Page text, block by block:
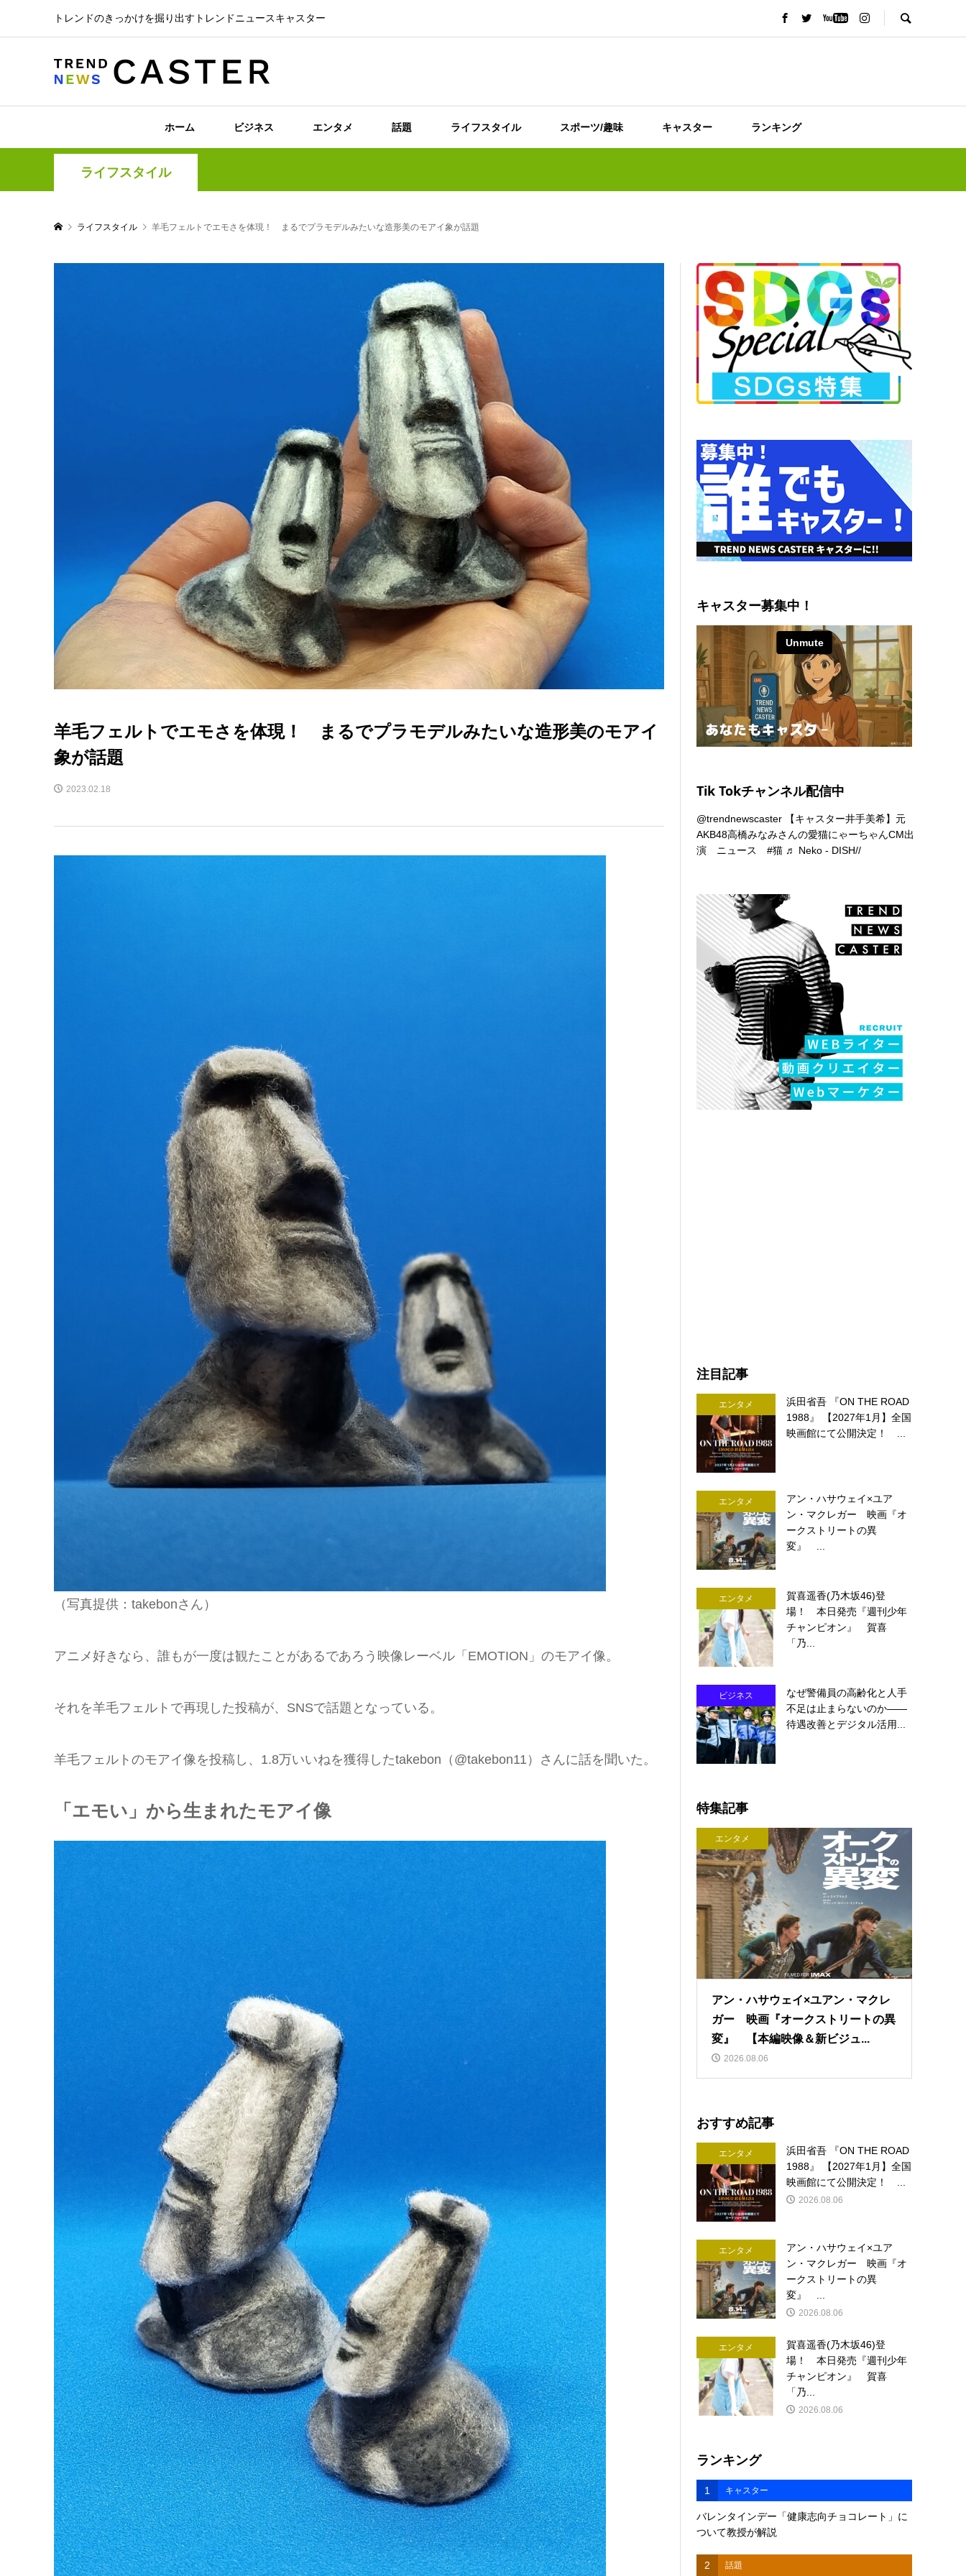
トレンドのきっかけを掘り出すトレンドニュースキャスター
ホーム ビジネス エンタメ 話題 ライフスタイル スポーツ/趣味 キャスター ランキング
ライフスタイル
ライフスタイル 羊毛フェルトでエモさを体現！ まるでプラモデルみたいな造形美のモアイ象が話題
羊毛フェルトでエモさを体現！ まるでプラモデルみたいな造形美のモアイ
象が話題
2023.02.18
（写真提供：takebonさん）
アニメ好きなら、誰もが一度は観たことがあるであろう映像レーベル「EMOTION」のモアイ像。
それを羊毛フェルトで再現した投稿が、SNSで話題となっている。
羊毛フェルトのモアイ像を投稿し、1.8万いいねを獲得したtakebon（@takebon11）さんに話を聞いた。
「エモい」から生まれたモアイ像
キャスター募集中！
Tik Tokチャンネル配信中
@trendnewscaster 【キャスター井手美希】元
AKB48高橋みなみさんの愛猫にゃーちゃんCM出
演 ニュース#猫 ♬ Neko - DISH//
注目記事
エンタメ
浜田省吾 『ON THE ROAD
1988』 【2027年1月】全国
映画館にて公開決定！ ...
エンタメ
アン・ハサウェイ×ユア
ン・マクレガー 映画『オ
ークストリートの異
変』 ...
エンタメ
賀喜遥香(乃木坂46)登
場！ 本日発売『週刊少年
チャンピオン』 賀喜
「乃...
ビジネス
なぜ警備員の高齢化と人手
不足は止まらないのか――
待遇改善とデジタル活用...
特集記事
エンタメ
アン・ハサウェイ×ユアン・マクレ
ガー 映画『オークストリートの異
変』 【本編映像＆新ビジュ...
2026.08.06
おすすめ記事
エンタメ
浜田省吾 『ON THE ROAD
1988』 【2027年1月】全国
映画館にて公開決定！ ...
2026.08.06
エンタメ
アン・ハサウェイ×ユア
ン・マクレガー 映画『オ
ークストリートの異
変』 ...
2026.08.06
エンタメ
賀喜遥香(乃木坂46)登
場！ 本日発売『週刊少年
チャンピオン』 賀喜
「乃...
2026.08.06
ランキング
1 キャスター
バレンタインデー「健康志向チョコレート」に
ついて教授が解説
2 話題